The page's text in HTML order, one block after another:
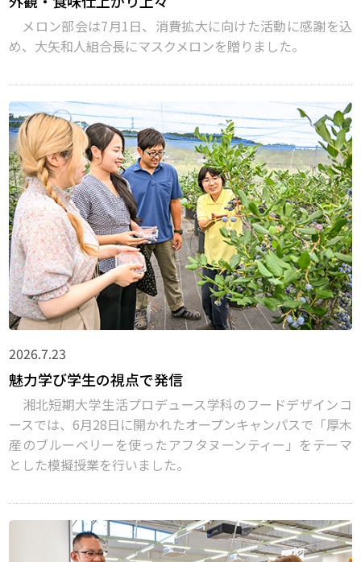
メロン部会は7月1日、消費拡大に向けた活動に感謝を込
め、大矢和人組合長にマスクメロンを贈りました。
2026.7.23
魅力学び学生の視点で発信
湘北短期大学生活プロデュース学科のフードデザインコ
ースでは、6月28日に開かれたオープンキャンパスで「厚木
産のブルーベリーを使ったアフタヌーンティー」をテーマ
とした模擬授業を行いました。